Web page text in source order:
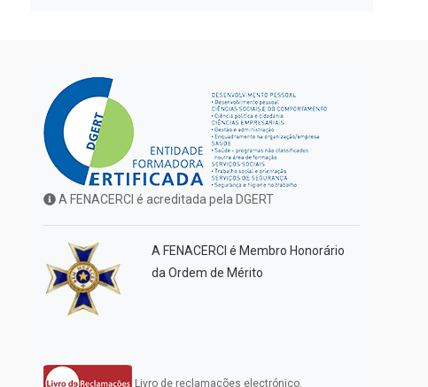
A FENACERCI é acreditada pela DGERT
A FENACERCI é Membro Honorário
da Ordem de Mérito
Livro de reclamações electrónico.